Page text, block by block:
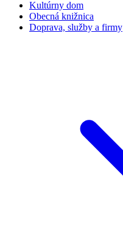
Kultúrny dom
Obecná knižnica
Doprava, služby a firmy